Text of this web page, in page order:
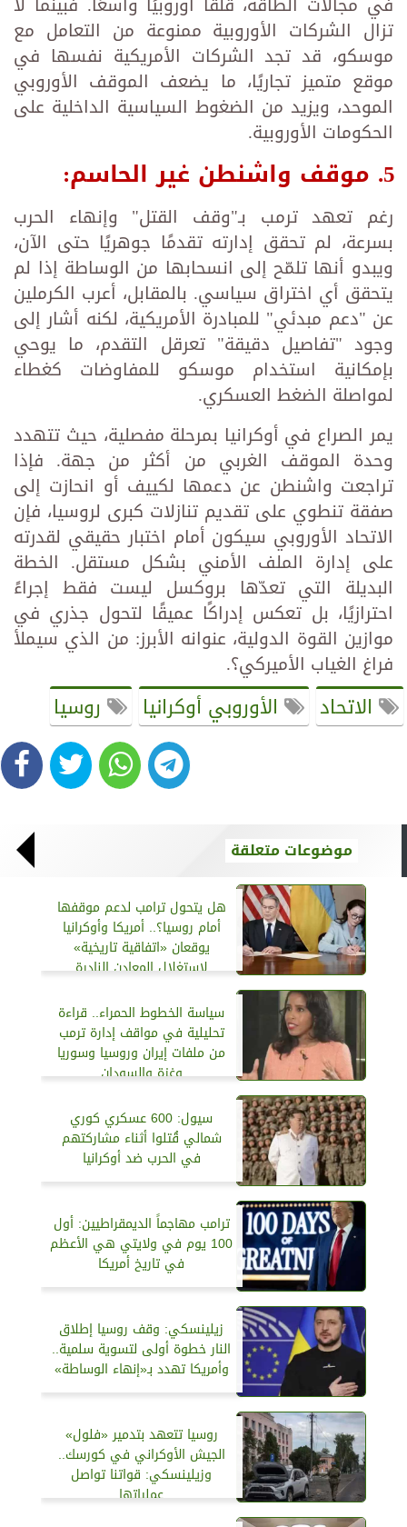
تزال الشركات الأوروبية ممنوعة من التعامل مع
موسكو، قد تجد الشركات الأمريكية نفسها في
موقع متميز تجاريًا، ما يضعف الموقف الأوروبي
الموحد، ويزيد من الضغوط السياسية الداخلية على
الحكومات الأوروبية.
5. موقف واشنطن غير الحاسم:
رغم تعهد ترمب بـ"وقف القتل" وإنهاء الحرب
بسرعة، لم تحقق إدارته تقدمًا جوهريًا حتى الآن،
ويبدو أنها تلمّح إلى انسحابها من الوساطة إذا لم
يتحقق أي اختراق سياسي. بالمقابل، أعرب الكرملين
عن "دعم مبدئي" للمبادرة الأمريكية، لكنه أشار إلى
وجود "تفاصيل دقيقة" تعرقل التقدم، ما يوحي
بإمكانية استخدام موسكو للمفاوضات كغطاء
لمواصلة الضغط العسكري.
يمر الصراع في أوكرانيا بمرحلة مفصلية، حيث تتهدد
وحدة الموقف الغربي من أكثر من جهة. فإذا
تراجعت واشنطن عن دعمها لكييف أو انحازت إلى
صفقة تنطوي على تقديم تنازلات كبرى لروسيا، فإن
الاتحاد الأوروبي سيكون أمام اختبار حقيقي لقدرته
على إدارة الملف الأمني بشكل مستقل. الخطة
البديلة التي تعدّها بروكسل ليست فقط إجراءً
احترازيًا، بل تعكس إدراكًا عميقًا لتحول جذري في
موازين القوة الدولية، عنوانه الأبرز: من الذي سيملأ
فراغ الغياب الأميركي؟.
الاتحاد الأوروبي أوكرانيا روسيا
موضوعات متعلقة
هل يتحول ترامب لدعم موقفها
أمام روسيا؟.. أمريكا وأوكرانيا
يوقعان «اتفاقية تاريخية»
لاستغلال المعادن النادرة
سياسة الخطوط الحمراء.. قراءة
تحليلية في مواقف إدارة ترمب
من ملفات إيران وروسيا وسوريا
وغزة والسودان
سيول: 600 عسكري كوري
شمالي قُتلوا أثناء مشاركتهم
في الحرب ضد أوكرانيا
ترامب مهاجماً الديمقراطيين: أول
100 يوم في ولايتي هي الأعظم
في تاريخ أمريكا
زيلينسكي: وقف روسيا إطلاق
النار خطوة أولى لتسوية سلمية..
وأمريكا تهدد بـ«إنهاء الوساطة»
روسيا تتعهد بتدمير «فلول»
الجيش الأوكراني في كورسك..
وزيلينسكي: قواتنا تواصل
عملياتها